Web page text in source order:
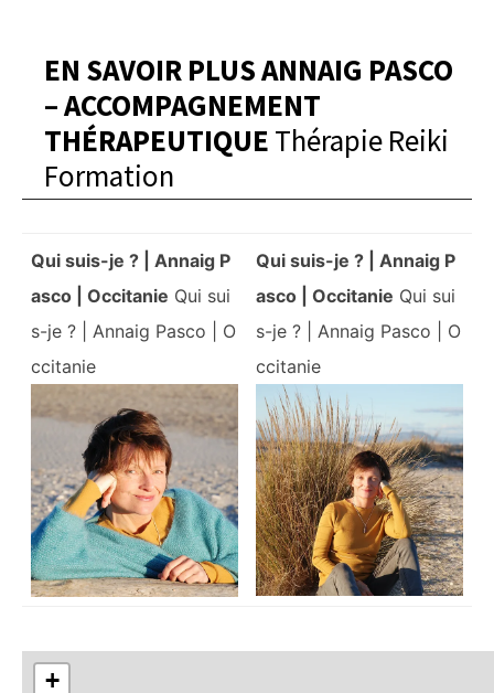
EN SAVOIR PLUS ANNAIG PASCO
– ACCOMPAGNEMENT
THÉRAPEUTIQUE Thérapie Reiki
Formation
Qui suis-je ? | Annaig P
asco | Occitanie Qui sui
s-je ? | Annaig Pasco | O
ccitanie
Qui suis-je ? | Annaig P
asco | Occitanie Qui sui
s-je ? | Annaig Pasco | O
ccitanie
+